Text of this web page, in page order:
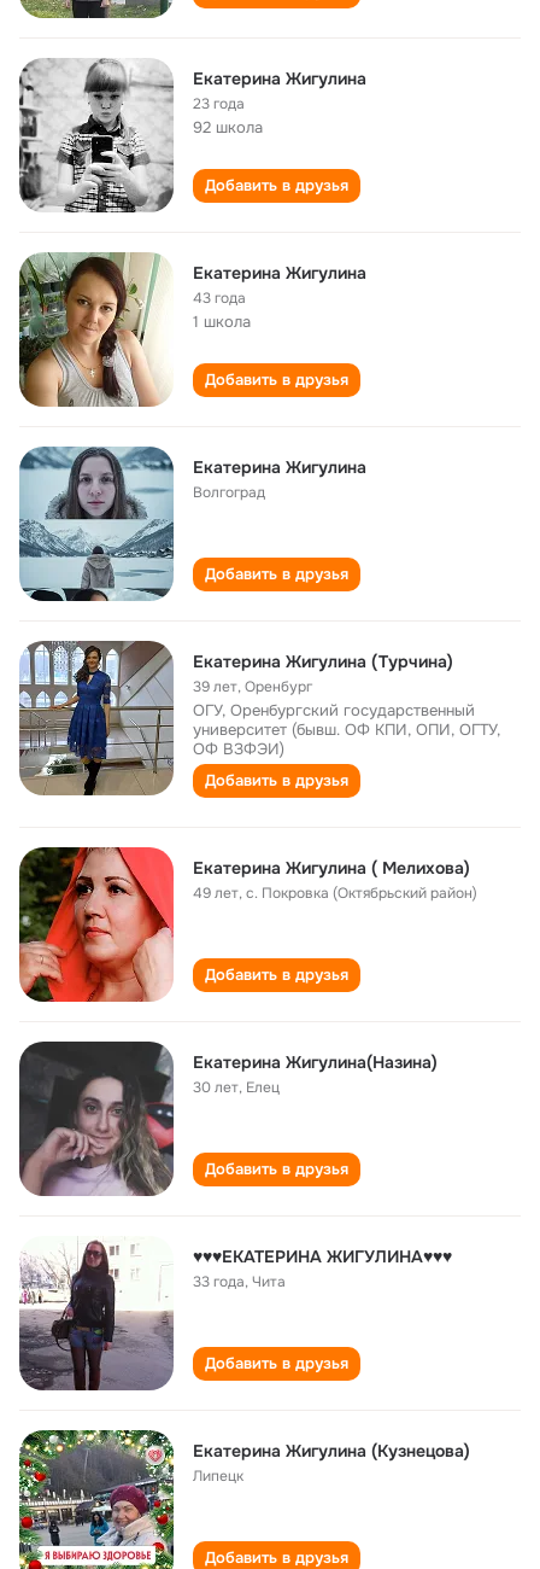
Екатерина Жигулина
23 года
92 школа
Добавить в друзья
Екатерина Жигулина
43 года
1 школа
Добавить в друзья
Екатерина Жигулина
Волгоград
Добавить в друзья
Екатерина Жигулина (Турчина)
39 лет,Оренбург
ОГУ, Оренбургский государственный
университет (бывш. ОФ КПИ, ОПИ, ОГТУ,
ОФ ВЗФЭИ)
Добавить в друзья
Екатерина Жигулина ( Мелихова)
49 лет,с. Покровка (Октябрьский район)
Добавить в друзья
Екатерина Жигулина(Назина)
30 лет, Елец
Добавить в друзья
♥♥♥ЕКАТЕРИНА ЖИГУЛИНА♥♥♥
33 года,Чита
Добавить в друзья
Екатерина Жигулина (Кузнецова)
Липецк
Добавить в друзья